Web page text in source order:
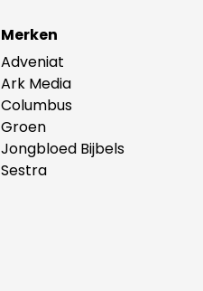
Merken
Adveniat
Ark Media
Columbus
Groen
Jongbloed Bijbels
Sestra